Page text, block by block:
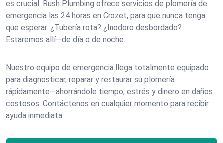
es crucial. Rush Plumbing ofrece servicios de plomería de
emergencia las 24 horas en Crozet, para que nunca tenga
que esperar. ¿Tubería rota? ¿Inodoro desbordado?
Estaremos allí—de día o de noche.
Nuestro equipo de emergencia llega totalmente equipado
para diagnosticar, reparar y restaurar su plomería
rápidamente—ahorrándole tiempo, estrés y dinero en daños
costosos. Contáctenos en cualquier momento para recibir
ayuda inmediata.